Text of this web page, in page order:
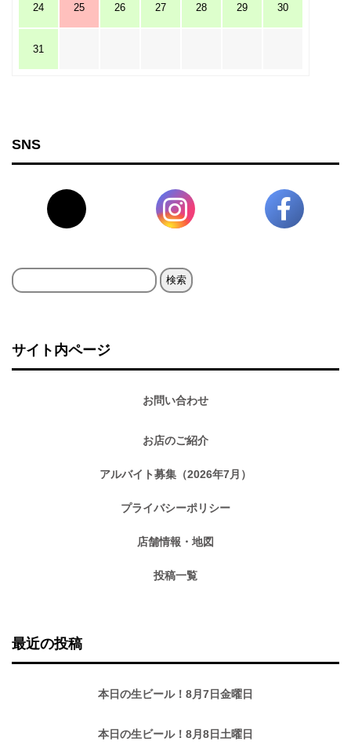
24 25 26 27 28 29 30
31
SNS
検
サイト内ページ
お問い合わせ
お店のご紹介
アルバイト募集（2026年7月）
プライバシーポリシー
店舗情報・地図
投稿一覧
最近の投稿
本日の生ビール！8月7日金曜日
本日の生ビール！8月8日土曜日